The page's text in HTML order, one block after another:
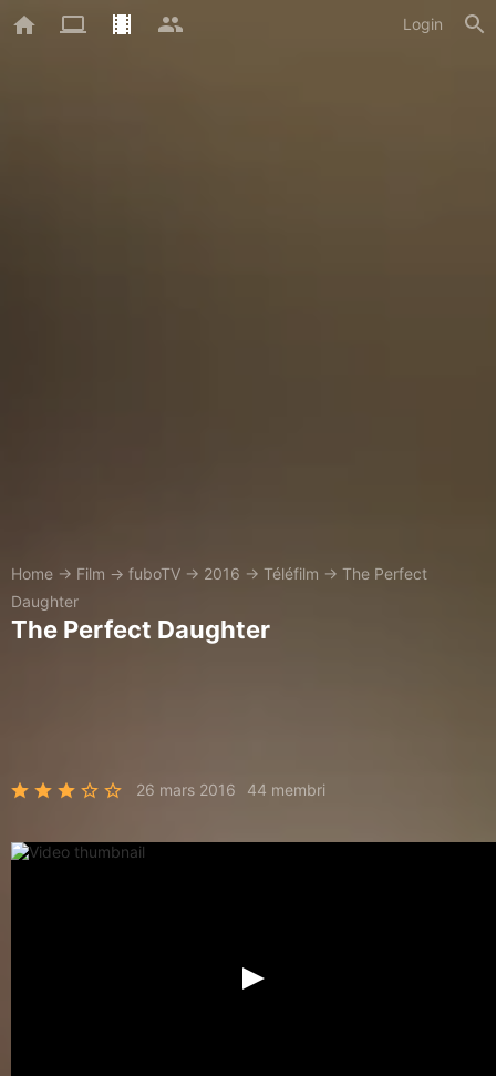
Login
Home → Film → fuboTV → 2016 → Téléfilm → The Perfect
Daughter
The Perfect Daughter
26 mars 2016 44 membri